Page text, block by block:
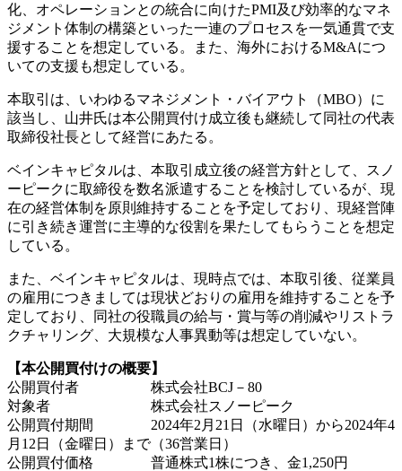
化、オペレーションとの統合に向けたPMI及び効率的なマネ
ジメント体制の構築といった一連のプロセスを一気通貫で支
援することを想定している。また、海外におけるM&Aにつ
いての支援も想定している。
本取引は、いわゆるマネジメント・バイアウト（MBO）に
該当し、山井氏は本公開買付け成立後も継続して同社の代表
取締役社長として経営にあたる。
ベインキャピタルは、本取引成立後の経営方針として、スノ
ーピークに取締役を数名派遣することを検討しているが、現
在の経営体制を原則維持することを予定しており、現経営陣
に引き続き運営に主導的な役割を果たしてもらうことを想定
している。
また、ベインキャピタルは、現時点では、本取引後、従業員
の雇用につきましては現状どおりの雇用を維持することを予
定しており、同社の役職員の給与・賞与等の削減やリストラ
クチャリング、大規模な人事異動等は想定していない。
【本公開買付けの概要】
公開買付者 株式会社BCJ－80
対象者 株式会社スノーピーク
公開買付期間 2024年2月21日（水曜日）から2024年4
月12日（金曜日）まで（36営業日）
公開買付価格 普通株式1株につき、金1,250円